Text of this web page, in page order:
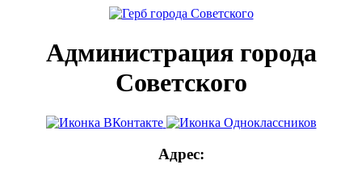
Администрация города
Советского
Адрес: